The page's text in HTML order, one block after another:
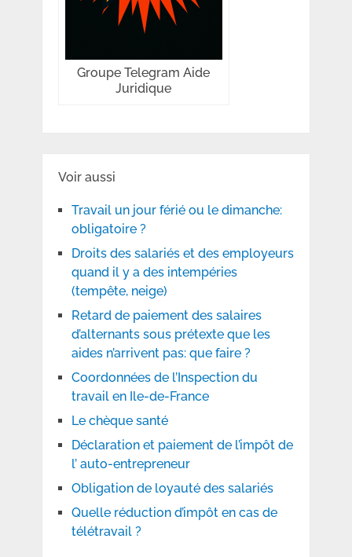
Groupe Telegram Aide
Juridique
Voir aussi
Travail un jour férié ou le dimanche:
obligatoire ?
Droits des salariés et des employeurs
quand il y a des intempéries
(tempête, neige)
Retard de paiement des salaires
d’alternants sous prétexte que les
aides n’arrivent pas: que faire ?
Coordonnées de l’Inspection du
travail en Ile-de-France
Le chèque santé
Déclaration et paiement de l’impôt de
l’ auto-entrepreneur
Obligation de loyauté des salariés
Quelle réduction d’impôt en cas de
télétravail ?